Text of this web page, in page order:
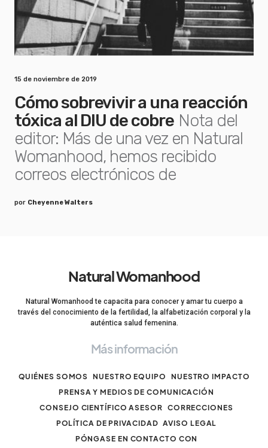
15 de noviembre de 2019
Cómo sobrevivir a una reacción
tóxica al DIU de cobre Nota del
editor: Más de una vez en Natural
Womanhood, hemos recibido
correos electrónicos de
por Cheyenne Walters
Natural Womanhood
Natural Womanhood te capacita para conocer y amar tu cuerpo a
través del conocimiento de la fertilidad, la alfabetización corporal y la
auténtica salud femenina.
Más información
QUIÉNES SOMOS NUESTRO EQUIPO
NUESTRO IMPACTO
PRENSA Y MEDIOS DE COMUNICACIÓN
CONSEJO CIENTÍFICO ASESOR CORRECCIONES
POLÍTICA DE PRIVACIDAD AVISO LEGAL
PÓNGASE EN CONTACTO CON